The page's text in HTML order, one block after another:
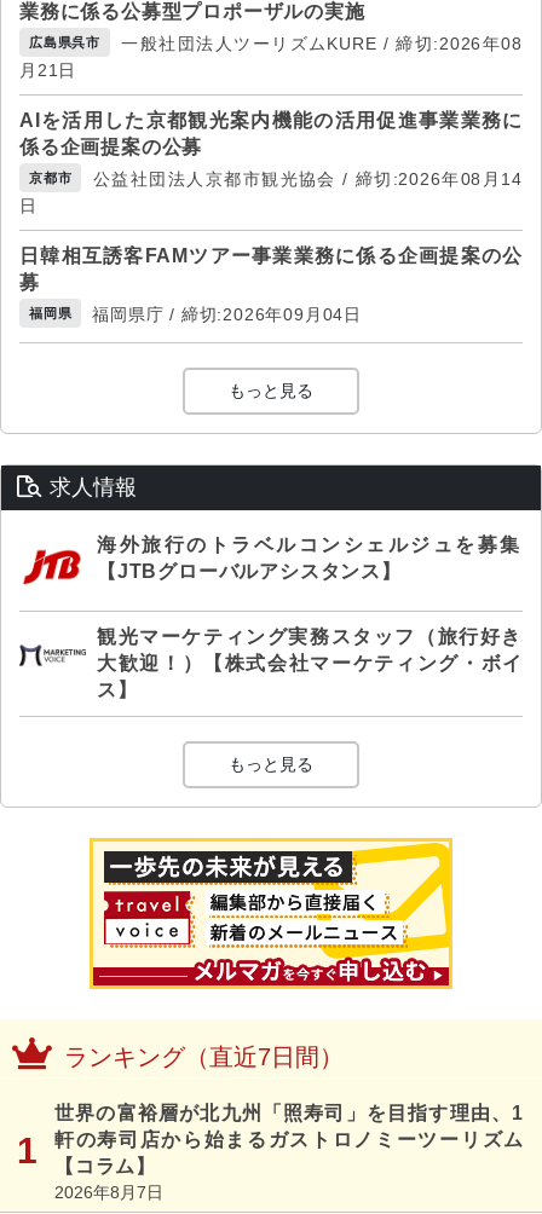
業務に係る公募型プロポーザルの実施
広島県呉市
一般社団法人ツーリズムKURE / 締切:2026年08
月21日
AIを活用した京都観光案内機能の活用促進事業業務に
係る企画提案の公募
京都市
公益社団法人京都市観光協会 / 締切:2026年08月14
日
日韓相互誘客FAMツアー事業業務に係る企画提案の公
募
福岡県 福岡県庁 / 締切:2026年09月04日
もっと見る
求人情報
海外旅行のトラベルコンシェルジュを募集
【JTBグローバルアシスタンス】
観光マーケティング実務スタッフ（旅行好き
大歓迎！）【株式会社マーケティング・ボイ
ス】
もっと見る
ランキング（直近7日間）
世界の富裕層が北九州「照寿司」を目指す理由、1
軒の寿司店から始まるガストロノミーツーリズム
【コラム】
2026年8月7日